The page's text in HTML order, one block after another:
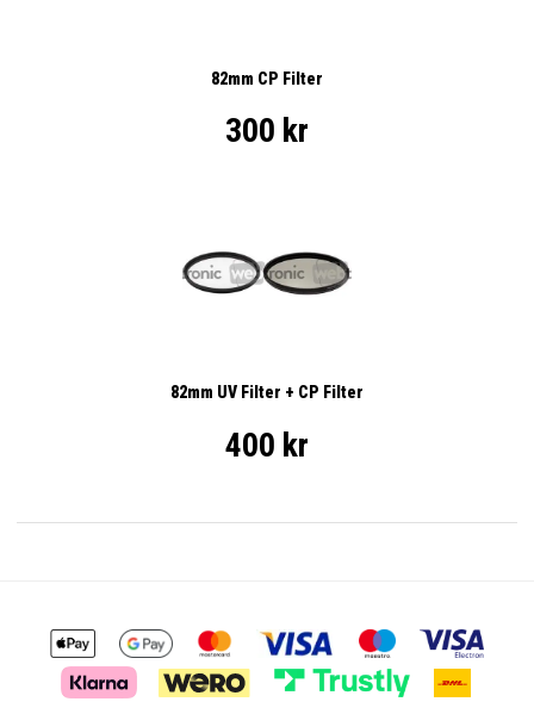
82mm CP Filter
300 kr
82mm UV Filter + CP Filter
400 kr